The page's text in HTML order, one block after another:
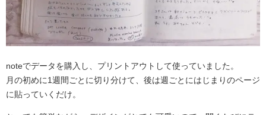
noteでデータを購入し、プリントアウトして使っていました。
月の初めに1週間ごとに切り分けて、後は週ごとにはじまりのページ
に貼っていくだけ。